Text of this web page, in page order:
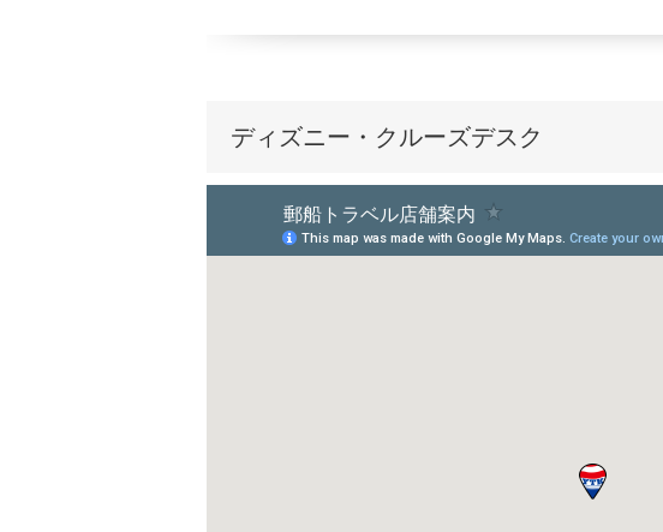
ディズニー・クルーズデスク